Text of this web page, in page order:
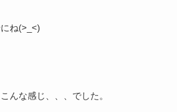
ね(>_<)
んな感じ、、、でした。